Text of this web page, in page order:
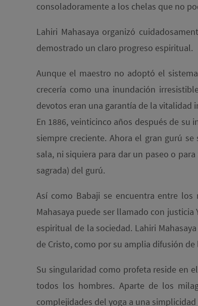
consoladoramente a los chelas que no
Lahiri Mahasaya organizó
demostrado un claro progreso espiritual.
Aunque el maestro no adoptó el
crecería como una inundación
devotos eran una garantía de la vitalidad
En 1886, veinticinco años después de
siempre creciente. Ahora el gran gurú
sala, ni siquiera para dar un paseo o
sagrada) del gurú.
Así como Babaji se encuentra entre los
Mahasaya puede ser llamado con
espiritual de la sociedad. Lahiri
de Cristo, como por su amplia difusión
Su singularidad como profeta reside en
todos los hombres. Aparte de los
complejidades del yoga a una